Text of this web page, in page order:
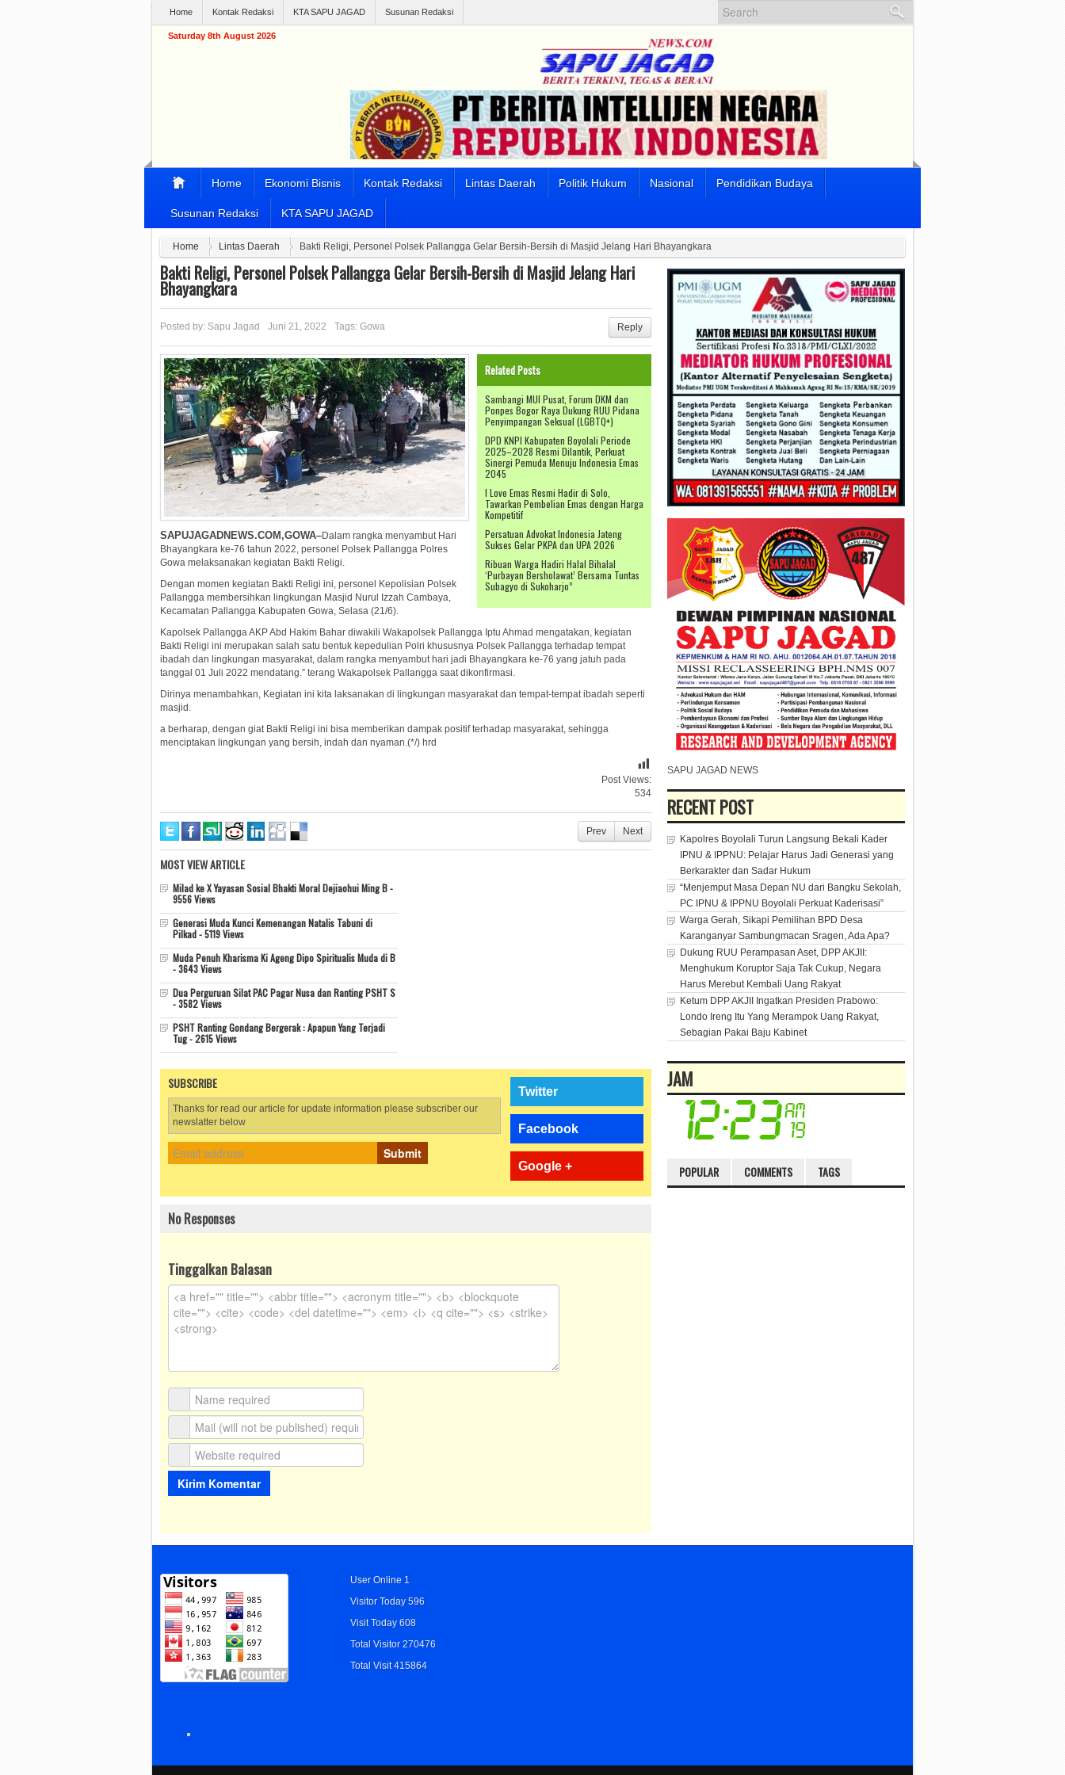
Home Kontak Redaksi KTA SAPU JAGAD Susunan Redaksi
Saturday 8th August 2026
Home Ekonomi Bisnis Kontak Redaksi Lintas Daerah Politik Hukum Nasional Pendidikan Budaya
Susunan Redaksi KTA SAPU JAGAD
Home Lintas Daerah Bakti Religi, Personel Polsek Pallangga Gelar Bersih-Bersih di Masjid Jelang Hari Bhayangkara
Bakti Religi, Personel Polsek Pallangga Gelar Bersih-Bersih di Masjid Jelang Hari
Bhayangkara
Posted by: Sapu Jagad Juni 21, 2022 Tags: Gowa Reply
Related Posts
Sambangi MUI Pusat, Forum DKM dan
Ponpes Bogor Raya Dukung RUU Pidana
Penyimpangan Seksual (LGBTQ+)
DPD KNPI Kabupaten Boyolali Periode
2025–2028 Resmi Dilantik, Perkuat
Sinergi Pemuda Menuju Indonesia Emas
2045
I Love Emas Resmi Hadir di Solo,
Tawarkan Pembelian Emas dengan Harga
Kompetitif
Persatuan Advokat Indonesia Jateng
Sukses Gelar PKPA dan UPA 2026
Ribuan Warga Hadiri Halal Bihalal
‘Purbayan Bersholawat’ Bersama Tuntas
Subagyo di Sukoharjo”
SAPUJAGADNEWS.COM,GOWA–Dalam rangka menyambut Hari
Bhayangkara ke-76 tahun 2022, personel Polsek Pallangga Polres
Gowa melaksanakan kegiatan Bakti Religi.
Dengan momen kegiatan Bakti Religi ini, personel Kepolisian Polsek
Pallangga membersihkan lingkungan Masjid Nurul Izzah Cambaya,
Kecamatan Pallangga Kabupaten Gowa, Selasa (21/6).
Kapolsek Pallangga AKP Abd Hakim Bahar diwakili Wakapolsek Pallangga Iptu Ahmad mengatakan, kegiatan
Bakti Religi ini merupakan salah satu bentuk kepedulian Polri khususnya Polsek Pallangga terhadap tempat
ibadah dan lingkungan masyarakat, dalam rangka menyambut hari jadi Bhayangkara ke-76 yang jatuh pada
tanggal 01 Juli 2022 mendatang.” terang Wakapolsek Pallangga saat dikonfirmasi.
Dirinya menambahkan, Kegiatan ini kita laksanakan di lingkungan masyarakat dan tempat-tempat ibadah seperti
masjid.
a berharap, dengan giat Bakti Religi ini bisa memberikan dampak positif terhadap masyarakat, sehingga
menciptakan lingkungan yang bersih, indah dan nyaman.(*/) hrd
Post Views:
534
Prev Next
MOST VIEW ARTICLE
Milad ke X Yayasan Sosial Bhakti Moral Dejiaohui Ming B -
9556 Views
Generasi Muda Kunci Kemenangan Natalis Tabuni di
Pilkad - 5119 Views
Muda Penuh Kharisma Ki Ageng Dipo Spiritualis Muda di B
- 3643 Views
Dua Perguruan Silat PAC Pagar Nusa dan Ranting PSHT S
- 3582 Views
PSHT Ranting Gondang Bergerak : Apapun Yang Terjadi
Tug - 2615 Views
SUBSCRIBE
Thanks for read our article for update information please subscriber our
newslatter below
Submit
Twitter
Facebook
Google +
No Responses
Tinggalkan Balasan
SAPU JAGAD NEWS
RECENT POST
Kapolres Boyolali Turun Langsung Bekali Kader
IPNU & IPPNU: Pelajar Harus Jadi Generasi yang
Berkarakter dan Sadar Hukum
“Menjemput Masa Depan NU dari Bangku Sekolah,
PC IPNU & IPPNU Boyolali Perkuat Kaderisasi”
Warga Gerah, Sikapi Pemilihan BPD Desa
Karanganyar Sambungmacan Sragen, Ada Apa?
Dukung RUU Perampasan Aset, DPP AKJII:
Menghukum Koruptor Saja Tak Cukup, Negara
Harus Merebut Kembali Uang Rakyat
Ketum DPP AKJII Ingatkan Presiden Prabowo:
Londo Ireng Itu Yang Merampok Uang Rakyat,
Sebagian Pakai Baju Kabinet
JAM
POPULAR COMMENTS TAGS
User Online 1
Visitor Today 596
Visit Today 608
Total Visitor 270476
Total Visit 415864